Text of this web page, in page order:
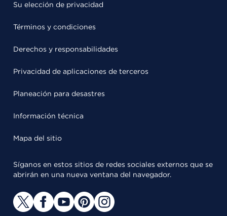
Su elección de privacidad
Términos y condiciones
Derechos y responsabilidades
Privacidad de aplicaciones de terceros
Planeación para desastres
Información técnica
Mapa del sitio
Síganos en estos sitios de redes sociales externos que se
abrirán en una nueva ventana del navegador.